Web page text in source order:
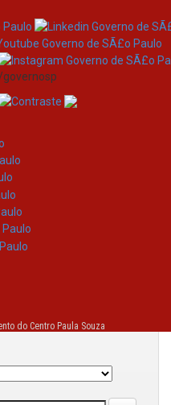
/governosp
do Centro Paula Souza